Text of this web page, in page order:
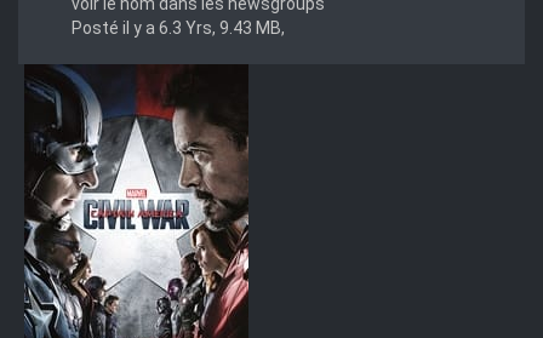
Posté il y a 6.3 Yrs, 9.43 MB,